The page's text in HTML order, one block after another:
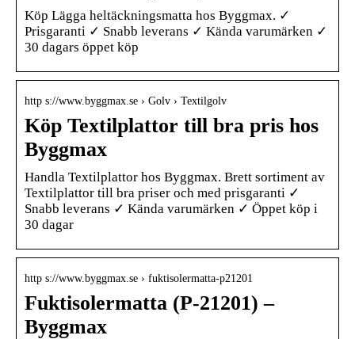
Köp Lägga heltäckningsmatta hos Byggmax. ✓
Prisgaranti ✓ Snabb leverans ✓ Kända varumärken ✓
30 dagars öppet köp
http s://www.byggmax.se › Golv › Textilgolv
Köp Textilplattor till bra pris hos
Byggmax
Handla Textilplattor hos Byggmax. Brett sortiment av
Textilplattor till bra priser och med prisgaranti ✓
Snabb leverans ✓ Kända varumärken ✓ Öppet köp i
30 dagar
http s://www.byggmax.se › fuktisolermatta-p21201
Fuktisolermatta (P-21201) –
Byggmax